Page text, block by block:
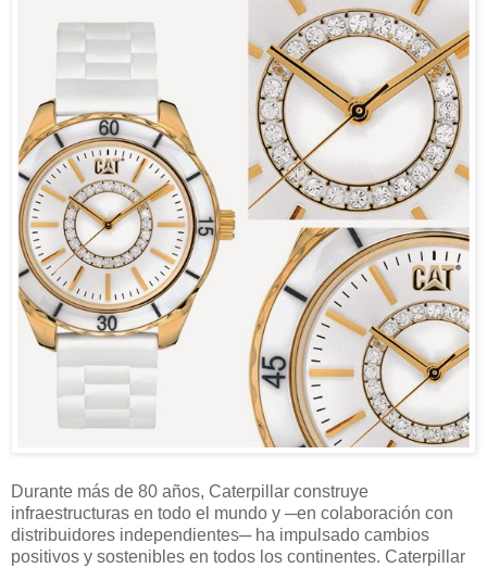
Durante más de 80 años, Caterpillar construye
infraestructuras en todo el mundo y ─en colaboración con
distribuidores independientes─ ha impulsado cambios
positivos y sostenibles en todos los continentes. Caterpillar